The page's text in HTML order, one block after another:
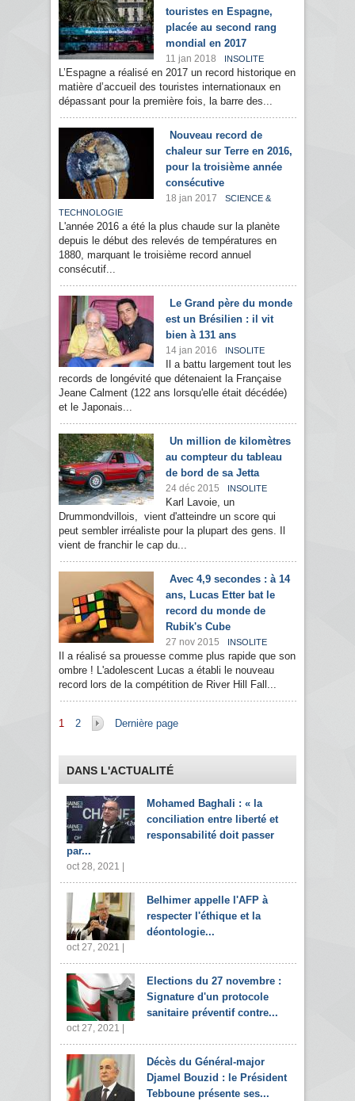
touristes en Espagne,
placée au second rang
mondial en 2017
11 jan 2018 INSOLITE
L’Espagne a réalisé en 2017 un record historique en
matière d’accueil des touristes internationaux en
dépassant pour la première fois, la barre des...
Nouveau record de
chaleur sur Terre en 2016,
pour la troisième année
consécutive
18 jan 2017
SCIENCE &
TECHNOLOGIE
L'année 2016 a été la plus chaude sur la planète
depuis le début des relevés de températures en
1880, marquant le troisième record annuel
consécutif...
Le Grand père du monde
est un Brésilien : il vit
bien à 131 ans
14 jan 2016 INSOLITE
Il a battu largement tout les
records de longévité que détenaient la Française
Jeane Calment (122 ans lorsqu'elle était décédée)
et le Japonais...
Un million de kilomètres
au compteur du tableau
de bord de sa Jetta
24 déc 2015 INSOLITE
Karl Lavoie, un
Drummondvillois, vient d'atteindre un score qui
peut sembler irréaliste pour la plupart des gens. Il
vient de franchir le cap du...
Avec 4,9 secondes : à 14
ans, Lucas Etter bat le
record du monde de
Rubik's Cube
27 nov 2015 INSOLITE
Il a réalisé sa prouesse comme plus rapide que son
ombre ! L'adolescent Lucas a établi le nouveau
record lors de la compétition de River Hill Fall...
Pages
1 2 Dernière page
DANS L'ACTUALITÉ
Mohamed Baghali : « la
conciliation entre liberté et
responsabilité doit passer
par...
oct 28, 2021 |
Belhimer appelle l'AFP à
respecter l'éthique et la
déontologie...
oct 27, 2021 |
Elections du 27 novembre :
Signature d'un protocole
sanitaire préventif contre...
oct 27, 2021 |
Décès du Général-major
Djamel Bouzid : le Président
Tebboune présente ses...